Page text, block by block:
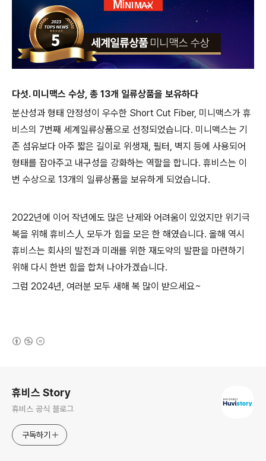
다섯. 미니맥스 수상, 총 13개 일류상품을 보유하다
분산성과 형태 안정성이 우수한 Short Cut Fiber, 미니맥스가 휴
비스의 7번째 세계일류상품으로 선정되었습니다. 미니맥스는 기
존 섬유보다 아주 짧은 길이로 위생재, 필터, 벽지 등에 사용되어
형태를 잡아주고 내구성을 강화하는 역할을 합니다. 휴비스는 이
번 수상으로 13개의 일류상품을 보유하게 되었습니다.
2022년에 이어 작년에도 많은 난제와 어려움이 있었지만 위기극
복을 위해 휴비스人 모두가 힘을 모은 한 해였습니다. 올해 역시
휴비스는 회사의 발전과 미래를 위한 재도약의 발판을 마련하기
위해 다시 한번 힘을 합쳐 나아가겠습니다.
그럼 2024년, 여러분 모두 새해 복 많이 받으세요~
휴비스 Story
휴비스 공식 블로그
구독하기